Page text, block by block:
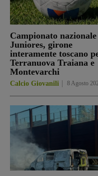
Campionato nazionale
Juniores, girone
interamente toscano
Terranuova Traiana e
Montevarchi
Calcio Giovanili 8 Agosto